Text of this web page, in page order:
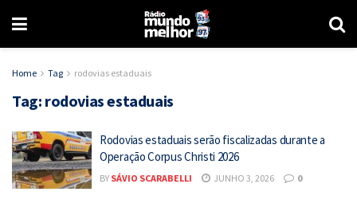
Home Tag rodovias estaduais
Tag: rodovias estaduais
Rodovias estaduais serão fiscalizadas durante a
Operação Corpus Christi 2026
BY SÁVIO SCARABELLI JUNHO 3, 2026 0